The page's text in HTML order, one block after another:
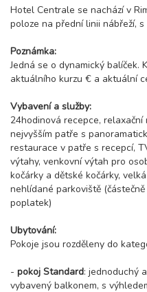
Hotel Centrale se nachází v
poloze na přední linii nábřeží,
Poznámka:
Jedná se o dynamický balíček.
aktuálního kurzu € a aktuální
Vybavení a služby:
24hodinová recepce,
nejvyšším patře s
restaurace v patře s recepcí,
výtahy, venkovní výtah pro
kočárky a dětské kočárky,
nehlídané parkoviště
poplatek)
Ubytování:
Pokoje jsou rozděleny do
- pokoj Standard: jednoduchý
vybavený balkonem, s